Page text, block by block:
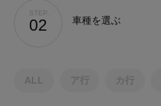
STEP.
02 車種を選ぶ
ALL ア行 カ行